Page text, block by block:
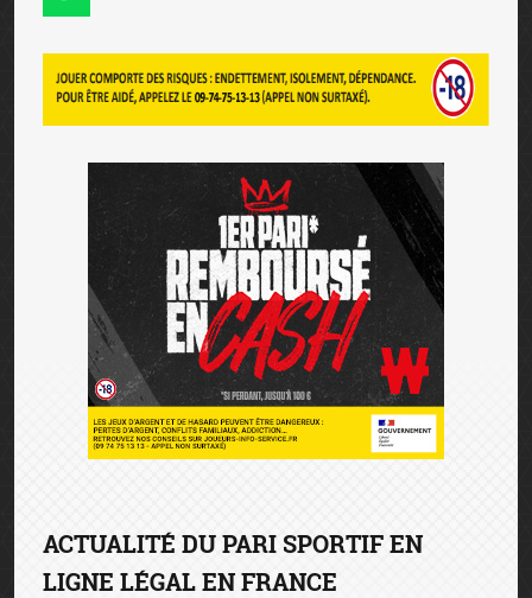
ACTUALITÉ DU PARI SPORTIF EN
LIGNE LÉGAL EN FRANCE